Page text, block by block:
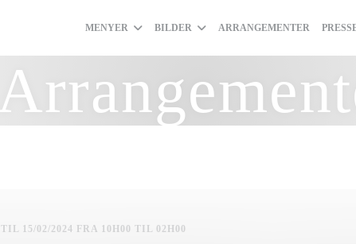
MENYER BILDER ARRANGEMENTER
TIL 15/02/2024 FRA 10H00 TIL 02H00